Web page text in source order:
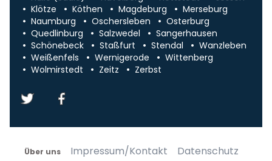
Klötze
Köthen Magdeburg
Merseburg
Naumburg
Oschersleben
Osterburg
Quedlinburg
Salzwedel
Sangerhausen
Schönebeck
Staßfurt Stendal
Wanzleben
Weißenfels
Wernigerode
Wittenberg
Wolmirstedt
Zeitz Zerbst
Über uns Impressum/Kontakt Datenschutz